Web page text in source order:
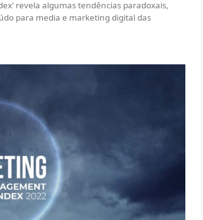
revela algumas tendências paradoxais,
para media e marketing digital das